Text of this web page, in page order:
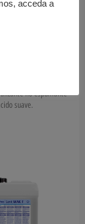
no espumante
suave.
acceda a